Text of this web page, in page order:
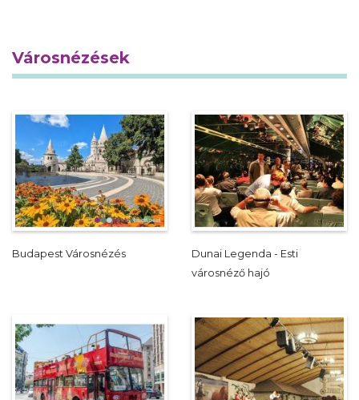
Városnézések
Budapest Városnézés
Dunai Legenda - Esti
városnéző hajó